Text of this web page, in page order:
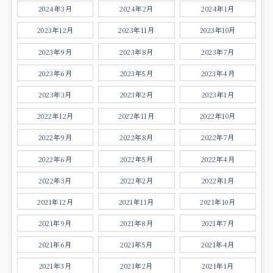
2024年3月 2024年2月 2024年1月
2023年12月 2023年11月 2023年10月
2023年9月 2023年8月 2023年7月
2023年6月 2023年5月 2023年4月
2023年3月 2023年2月 2023年1月
2022年12月 2022年11月 2022年10月
2022年9月 2022年8月 2022年7月
2022年6月 2022年5月 2022年4月
2022年3月 2022年2月 2022年1月
2021年12月 2021年11月 2021年10月
2021年9月 2021年8月 2021年7月
2021年6月 2021年5月 2021年4月
2021年3月 2021年2月 2021年1月